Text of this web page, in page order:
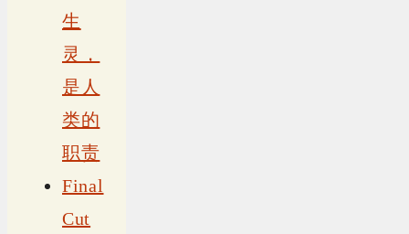
生
灵，
是人
类的
职责
Final
Cut